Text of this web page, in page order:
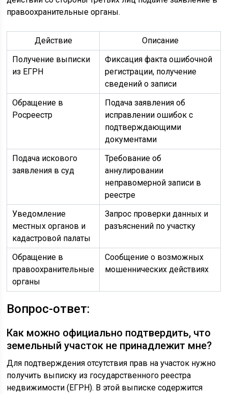
правоохранительные органы.
Действие
Описание
Получение выписки
из ЕГРН
Фиксация факта ошибочной
регистрации, получение
сведений о записи
Обращение в
Росреестр
Подача заявления об
исправлении ошибок с
подтверждающими
документами
Подача искового
заявления в суд
Требование об
аннулировании
неправомерной записи в
реестре
Уведомление
местных органов и
кадастровой палаты
Запрос проверки данных и
разъяснений по участку
Обращение в
правоохранительные
органы
Сообщение о возможных
мошеннических действиях
Вопрос-ответ:
Как можно официально подтвердить, что
земельный участок не принадлежит мне?
Для подтверждения отсутствия прав на участок нужно
получить выписку из государственного реестра
недвижимости (ЕГРН). В этой выписке содержится